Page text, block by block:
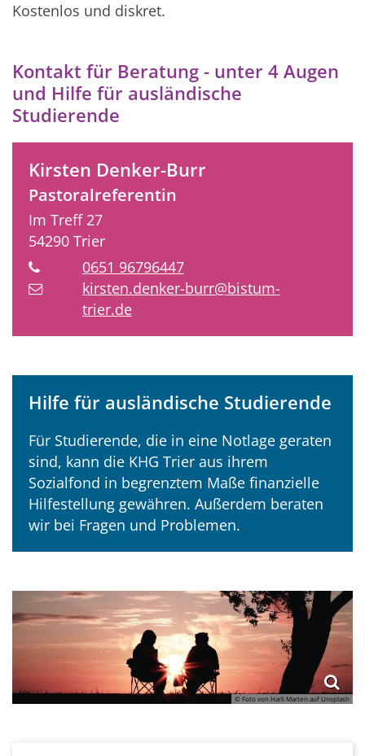
Kostenlos und diskret.
Kontakt für Beratung - unter 4 Augen
und Hilfe für ausländische
Studierende
Kirsten Denker-Burr
Pastoralreferentin
Im Treff 27
54290 Trier
0651 96796447
kirsten.denker-burr@bistum-
trier.de
Hilfe für ausländische Studierende
Für Studierende, die in eine Notlage geraten
sind, kann die KHG Trier aus ihrem
Sozialfond in begrenztem Maße finanzielle
Hilfestellung gewähren. Außerdem beraten
wir bei Fragen und Problemen.
© Foto von Harli Marten auf Unsplash